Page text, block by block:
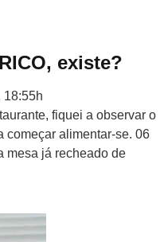
existe?
18:55h
fiquei a observar o
começar alimentar-se. 06
mesa já recheado de